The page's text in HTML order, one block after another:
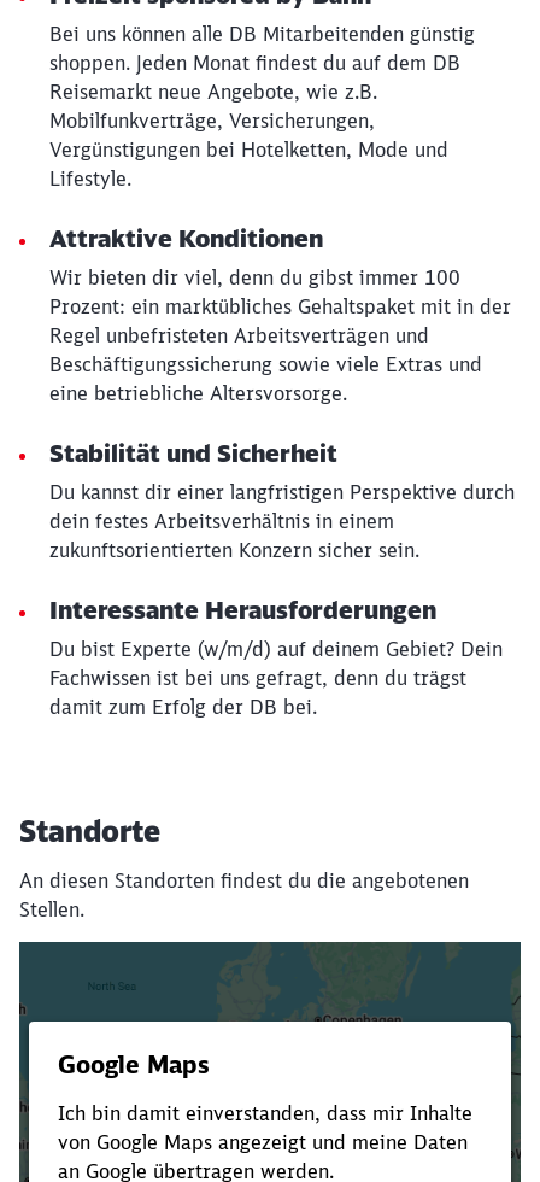
Bei uns können alle DB Mitarbeitenden günstig
shoppen. Jeden Monat findest du auf dem DB
Reisemarkt neue Angebote, wie z.B.
Mobilfunkverträge, Versicherungen,
Vergünstigungen bei Hotelketten, Mode und
Lifestyle.
Attraktive Konditionen
Wir bieten dir viel, denn du gibst immer 100
Prozent: ein marktübliches Gehaltspaket mit in der
Regel unbefristeten Arbeitsverträgen und
Beschäftigungssicherung sowie viele Extras und
eine betriebliche Altersvorsorge.
Stabilität und Sicherheit
Du kannst dir einer langfristigen Perspektive durch
dein festes Arbeitsverhältnis in einem
zukunftsorientierten Konzern sicher sein.
Interessante Herausforderungen
Du bist Experte (w/m/d) auf deinem Gebiet? Dein
Fachwissen ist bei uns gefragt, denn du trägst
damit zum Erfolg der DB bei.
Standorte
An diesen Standorten findest du die angebotenen
Stellen.
Schließen
Möchten Sie zuweitergeleitet
werden?